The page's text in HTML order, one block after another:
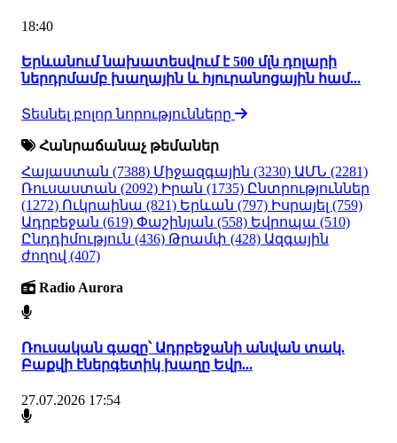
18:40
Երևանում նախատեսվում է 500 մլն դոլարի
ներդրմամբ խաղային և հյուրանոցային համ...
Տեսնել բոլոր նորությունները
Հանրաճանաչ թեմաներ
Հայաստան (7388) Միջազգային (3230) ԱՄՆ (2281)
Ռուսաստան (2092) Իրան (1735) Ընտրություններ
(1272) Ուկրաինա (821) Երևան (797) Իսրայել (759)
Ադրբեջան (619) Փաշինյան (558) Եվրոպա (510)
Ընդդիմություն (436) Թրամփ (428) Ազգային
ժողով (407)
Radio Aurora
Ռուսական գազը՝ Ադրբեջանի անվան տակ.
Բաքվի էներգետիկ խաղը Եվր...
27.07.2026 17:54